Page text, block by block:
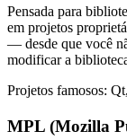
Pensada para
em projetos
— desde que você
modificar a
Projetos famosos:
MPL (Mozilla